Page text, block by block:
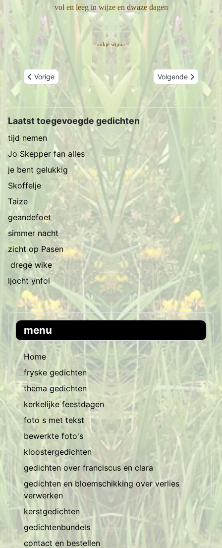
menu
Home
fryske gedichten
thema gedichten
kerkelijke feestdagen
foto s met tekst
bewerkte foto's
kloostergedichten
gedichten over franciscus en clara
gedichten en bloemschikking over verlies
verwerken
kerstgedichten
gedichtenbundels
contact en bestellen
vol en leeg in wijze en dwaze dagen
aukje wijma
Vorig artikel: op adem komen
Vorige Volgende artikel:
Volgende
Laatst toegevoegde gedichten
tijd nemen
Jo Skepper fan alles
je bent gelukkig
Skoffelje
Taize
geandefoet
simmer nacht
zicht op Pasen
drege wike
ljocht ynfol